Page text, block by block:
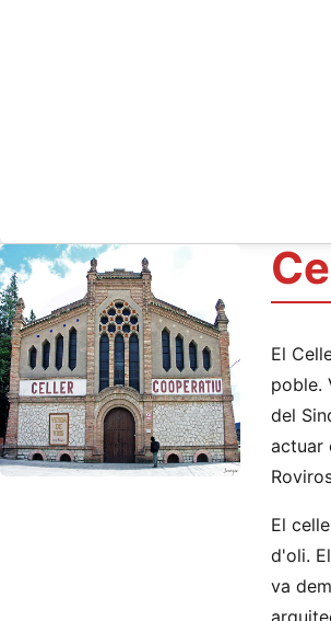
El
poble.
del
actuar
El
d'oli.
va